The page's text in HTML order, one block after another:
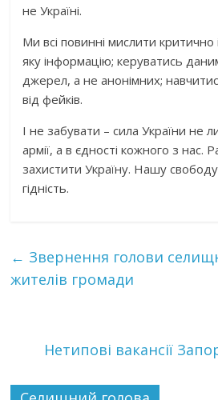
не Україні.
Ми всі повинні мислити критично
яку інформацію; керуватись
джерел, а не анонімних;
від фейків.
І не забувати – сила України не
армії, а в єдності кожного з нас.
захистити Україну. Нашу
гідність.
← Звернення голови
жителів громади
Нетипові вакансії